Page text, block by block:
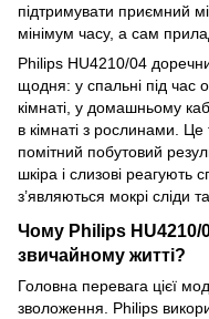
підтримувати приємний
мінімум часу, а сам
Philips HU4210/04
щодня: у спальні під час
кімнаті, у домашньому
в кімнаті з рослинами.
помітний побутовий
шкіра і слизові реагують
з’являються мокрі сліди
Чому Philips HU4210/
звичайному житті?
Головна перевага цієї
зволоження. Philips